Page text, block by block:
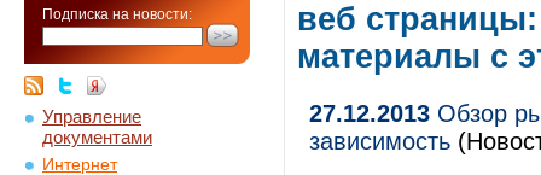
Подписка на новости:
Управление
документами
Интернет
веб
материалы с
27.12.2013 Обзор
зависимость